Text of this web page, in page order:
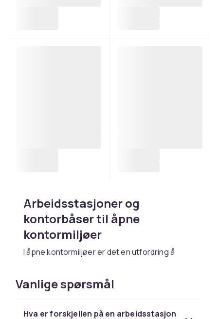
Arbeidsstasjoner og
kontorbåser til åpne
kontormiljøer
I åpne kontormiljøer er det en utfordring å
kommunikasjon. Arbeidsstasjoner og
individuelle arbeidsområder innenfor et åpent
Vanlige spørsmål
Hva er forskjellen på en arbeidsstasjon